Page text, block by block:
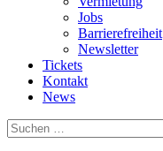
Jobs
Barrierefreiheit
Newsletter
Tickets
Kontakt
News
Suchen
nach: